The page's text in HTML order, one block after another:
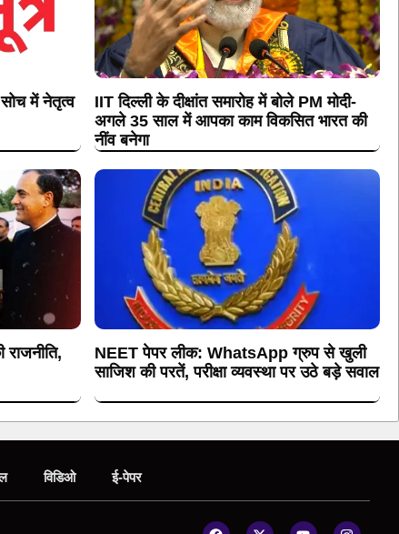
में नेतृत्व
IIT दिल्ली के दीक्षांत समारोह में बोले PM मोदी-
अगले 35 साल में आपका काम विकसित भारत की
नींव बनेगा
NEET पेपर लीक: WhatsApp ग्रुप से खुली
साजिश की परतें, परीक्षा व्यवस्था पर उठे बड़े सवाल
विडिओ ई-पेपर